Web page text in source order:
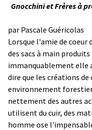
Gnocchini et Frères à
par Pascale Guéricolas
Lorsque l'amie de coeur
des sacs à main
immanquablement elle
dire que les créations
environnement
nettement des autres
utilisent du cuir, des
homme ose